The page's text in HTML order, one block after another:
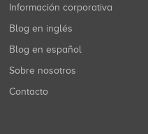
Información corporativa
Blog en inglés
Blog en español
Sobre nosotros
Contacto